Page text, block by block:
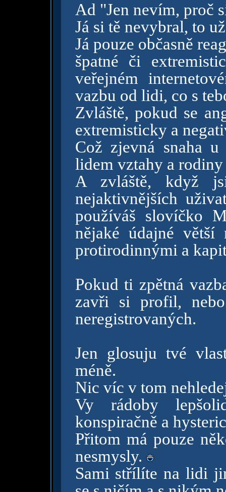
Ad "Jen nevím, proč
Já si tě nevybral, to
Já pouze občasně
špatné či
veřejném
vazbu od lidi, co s
Zvláště, pokud se
extremisticky a
Což zjevná snaha
lidem vztahy a rodiny
A zvláště, když
nejaktivnějších
používáš slovíčko
nějaké údajné větší
protirodinnými a
Pokud ti zpětná
zavři si profil,
neregistrovaných.
Jen glosuju tvé
méně.
Nic víc v tom
Vy rádoby
konspiračně a
Přitom má pouze
nesmysly.
Sami střílíte na lidi